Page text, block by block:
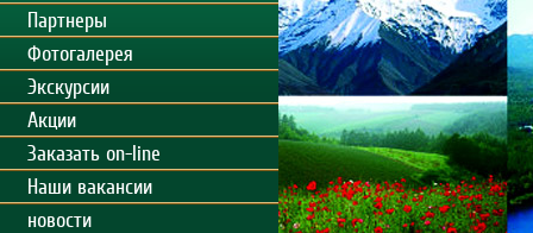
Партнеры
Фотогалерея
Экскурсии
Акции
Заказать on-line
Наши вакансии
новости